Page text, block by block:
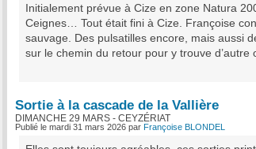
Initialement prévue à Cize en zone Natura
Ceignes… Tout était fini à Cize. Françoise
sauvage. Des pulsatilles encore, mais aussi
sur le chemin du retour pour y trouve d’autre
Sortie à la cascade de la Vallière
DIMANCHE 29 MARS - CEYZÉRIAT
Publié le mardi 31 mars 2026 par Françoise BLONDEL